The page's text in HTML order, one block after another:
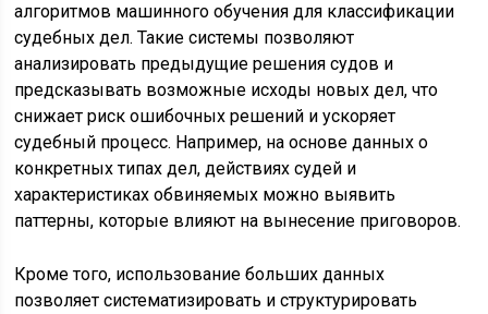
алгоритмов машинного обучения для классификации
судебных дел. Такие системы позволяют
анализировать предыдущие решения судов и
предсказывать возможные исходы новых дел, что
снижает риск ошибочных решений и ускоряет
судебный процесс. Например, на основе данных о
конкретных типах дел, действиях судей и
характеристиках обвиняемых можно выявить
паттерны, которые влияют на вынесение приговоров.
Кроме того, использование больших данных
позволяет систематизировать и структурировать